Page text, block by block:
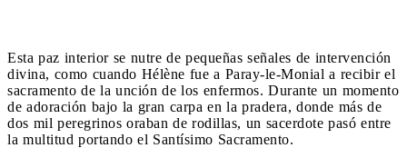
Esta paz interior se nutre de pequeñas señales de intervención
divina, como cuando Hélène fue a Paray-le-Monial a recibir el
sacramento de la unción de los enfermos. Durante un momento
de adoración bajo la gran carpa en la pradera, donde más de
dos mil peregrinos oraban de rodillas, un sacerdote pasó entre
la multitud portando el Santísimo Sacramento.